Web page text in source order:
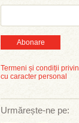
Abonare
Termeni și condiții
cu caracter personal
Urmărește-ne pe: